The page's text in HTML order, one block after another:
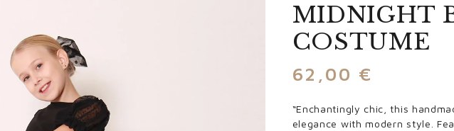
MIDNIGHT
COSTUME
62,00 €
“Enchantingly chic, this
elegance with modern style.